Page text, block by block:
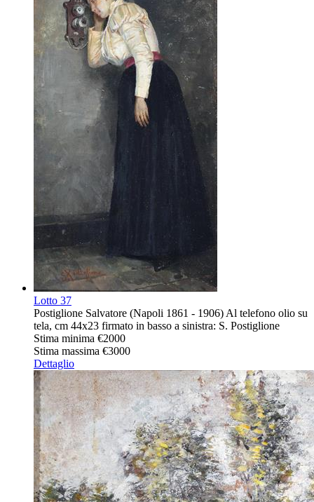
Lotto 37
Postiglione Salvatore (Napoli 1861 - 1906) Al telefono olio su
tela, cm 44x23 firmato in basso a sinistra: S. Postiglione
Stima minima €2000
Stima massima €3000
Dettaglio